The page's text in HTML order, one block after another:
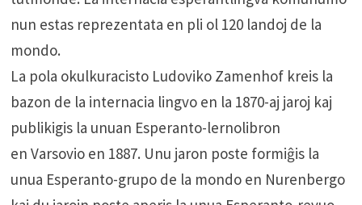
nun estas reprezentata en pli ol 120 landoj de la
mondo.
La pola okulkuracisto Ludoviko Zamenhof kreis la
bazon de la internacia lingvo en la 1870-aj jaroj kaj
publikigis la unuan Esperanto-lernolibron
en Varsovio en 1887. Unu jaron poste formiĝis la
unua Esperanto-grupo de la mondo en Nurenbergo